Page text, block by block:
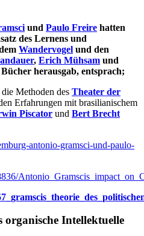
und Paulo Freire hatten
des Lernens und
Wandervogel und den
, Erich Mühsam und
herausgab, entsprach;
die Methoden des Theater der
Erfahrungen mit brasilianischem
Piscator und Bert Brecht
antonio-gramsci-und-paulo-
Intellektuelle